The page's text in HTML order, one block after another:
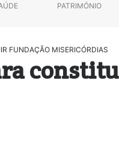
PATRIMÓNIO
FUNDAÇÃO MISERICÓRDIAS